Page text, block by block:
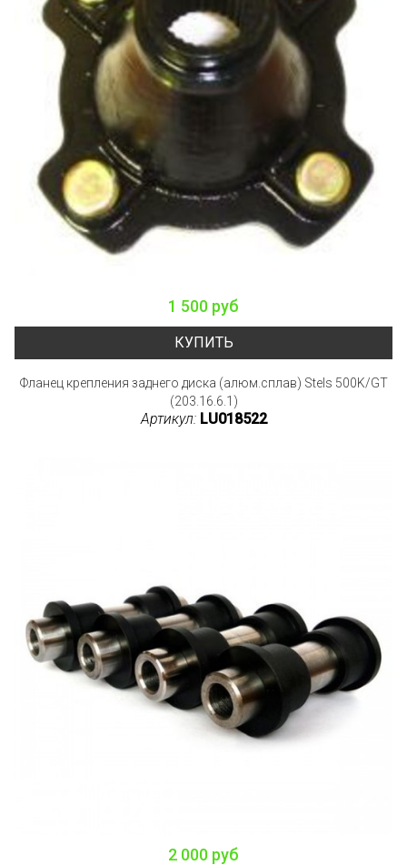
1 500 руб
КУПИТЬ
Фланец крепления заднего диска (алюм.сплав) Stels 500K/GT
(203.16.6.1)
Артикул: LU018522
2 000 руб